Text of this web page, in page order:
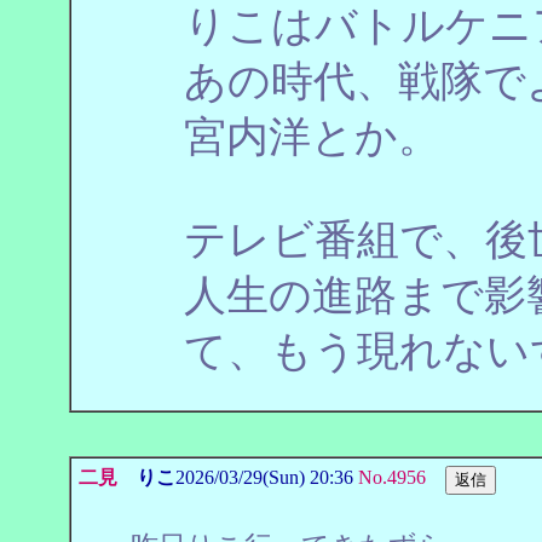
りこはバトルケ
あの時代、戦隊
宮内洋とか。
テレビ番組で、
人生の進路まで
て、もう現れな
二見 りこ 2026/03/29(Sun) 20:36 No.4956